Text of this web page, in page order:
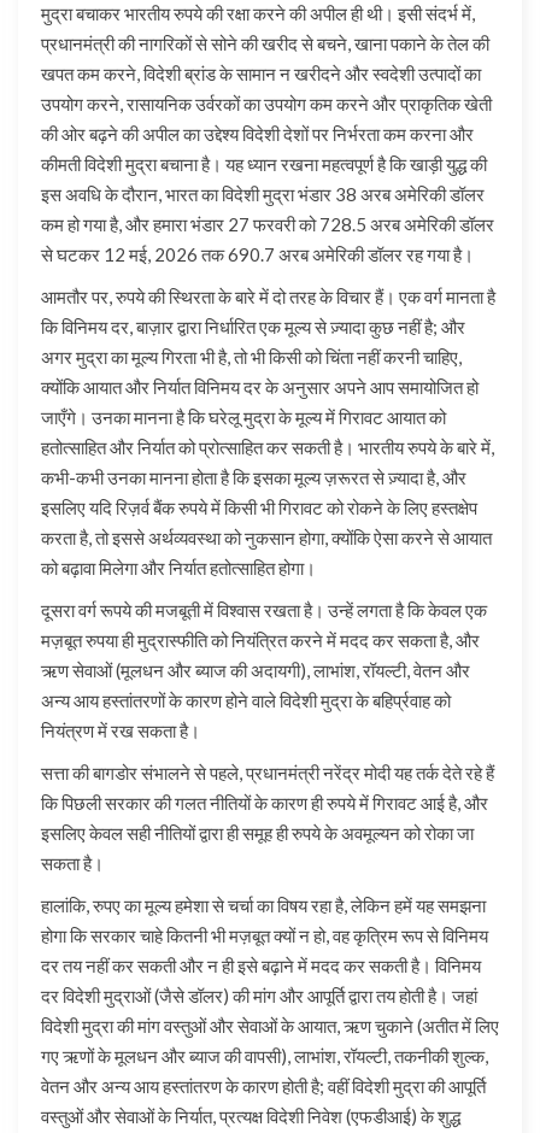
मुद्रा बचाकर भारतीय रुपये की रक्षा करने की अपील ही थी। इसी संदर्भ में,
प्रधानमंत्री की नागरिकों से सोने की खरीद से बचने, खाना पकाने के तेल की
खपत कम करने, विदेशी ब्रांड के सामान न खरीदने और स्वदेशी उत्पादों का
उपयोग करने, रासायनिक उर्वरकों का उपयोग कम करने और प्राकृतिक खेती
की ओर बढ़ने की अपील का उद्देश्य विदेशी देशों पर निर्भरता कम करना और
कीमती विदेशी मुद्रा बचाना है। यह ध्यान रखना महत्वपूर्ण है कि खाड़ी युद्ध की
इस अवधि के दौरान, भारत का विदेशी मुद्रा भंडार 38 अरब अमेरिकी डॉलर
कम हो गया है, और हमारा भंडार 27 फरवरी को 728.5 अरब अमेरिकी डॉलर
से घटकर 12 मई, 2026 तक 690.7 अरब अमेरिकी डॉलर रह गया है।
आमतौर पर, रुपये की स्थिरता के बारे में दो तरह के विचार हैं। एक वर्ग मानता है
कि विनिमय दर, बाज़ार द्वारा निर्धारित एक मूल्य से ज़्यादा कुछ नहीं है; और
अगर मुद्रा का मूल्य गिरता भी है, तो भी किसी को चिंता नहीं करनी चाहिए,
क्योंकि आयात और निर्यात विनिमय दर के अनुसार अपने आप समायोजित हो
जाएँगे। उनका मानना है कि घरेलू मुद्रा के मूल्य में गिरावट आयात को
हतोत्साहित और निर्यात को प्रोत्साहित कर सकती है। भारतीय रुपये के बारे में,
कभी-कभी उनका मानना होता है कि इसका मूल्य ज़रूरत से ज़्यादा है, और
इसलिए यदि रिज़र्व बैंक रुपये में किसी भी गिरावट को रोकने के लिए हस्तक्षेप
करता है, तो इससे अर्थव्यवस्था को नुकसान होगा, क्योंकि ऐसा करने से आयात
को बढ़ावा मिलेगा और निर्यात हतोत्साहित होगा।
दूसरा वर्ग रूपये की मजबूती में विश्वास रखता है। उन्हें लगता है कि केवल एक
मज़बूत रुपया ही मुद्रास्फीति को नियंत्रित करने में मदद कर सकता है, और
ऋण सेवाओं (मूलधन और ब्याज की अदायगी), लाभांश, रॉयल्टी, वेतन और
अन्य आय हस्तांतरणों के कारण होने वाले विदेशी मुद्रा के बहिर्प्रवाह को
नियंत्रण में रख सकता है।
सत्ता की बागडोर संभालने से पहले, प्रधानमंत्री नरेंद्र मोदी यह तर्क देते रहे हैं
कि पिछली सरकार की गलत नीतियों के कारण ही रुपये में गिरावट आई है, और
इसलिए केवल सही नीतियों द्वारा ही समूह ही रुपये के अवमूल्यन को रोका जा
सकता है।
हालांकि, रुपए का मूल्य हमेशा से चर्चा का विषय रहा है, लेकिन हमें यह समझना
होगा कि सरकार चाहे कितनी भी मज़बूत क्यों न हो, वह कृत्रिम रूप से विनिमय
दर तय नहीं कर सकती और न ही इसे बढ़ाने में मदद कर सकती है। विनिमय
दर विदेशी मुद्राओं (जैसे डॉलर) की मांग और आपूर्ति द्वारा तय होती है। जहां
विदेशी मुद्रा की मांग वस्तुओं और सेवाओं के आयात, ऋण चुकाने (अतीत में लिए
गए ऋणों के मूलधन और ब्याज की वापसी), लाभांश, रॉयल्टी, तकनीकी शुल्क,
वेतन और अन्य आय हस्तांतरण के कारण होती है; वहीं विदेशी मुद्रा की आपूर्ति
वस्तुओं और सेवाओं के निर्यात, प्रत्यक्ष विदेशी निवेश (एफडीआई) के शुद्ध